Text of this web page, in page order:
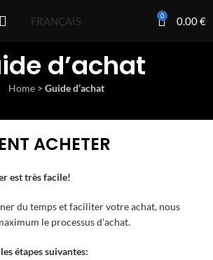
FRANÇAIS 0 0.00€
d’achat
Home> Guide d’achat
ACHETER
est très facile!
du temps et faciliter votre achat, nous
le processus d’achat.
étapes suivantes: